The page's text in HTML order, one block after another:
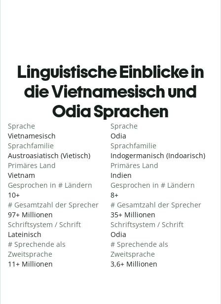
Linguistische Einblicke in
die Vietnamesisch und
Odia Sprachen
Sprache
Vietnamesisch
Sprachfamilie
Austroasiatisch (Vietisch)
Primäres Land
Vietnam
Gesprochen in # Ländern
10+
# Gesamtzahl der Sprecher
97+ Millionen
Schriftsystem / Schrift
Lateinisch
# Sprechende als
Zweitsprache
11+ Millionen
Sprache
Odia
Sprachfamilie
Indogermanisch (Indoarisch)
Primäres Land
Indien
Gesprochen in # Ländern
8+
# Gesamtzahl der Sprecher
35+ Millionen
Schriftsystem / Schrift
Odia
# Sprechende als
Zweitsprache
3,6+ Millionen